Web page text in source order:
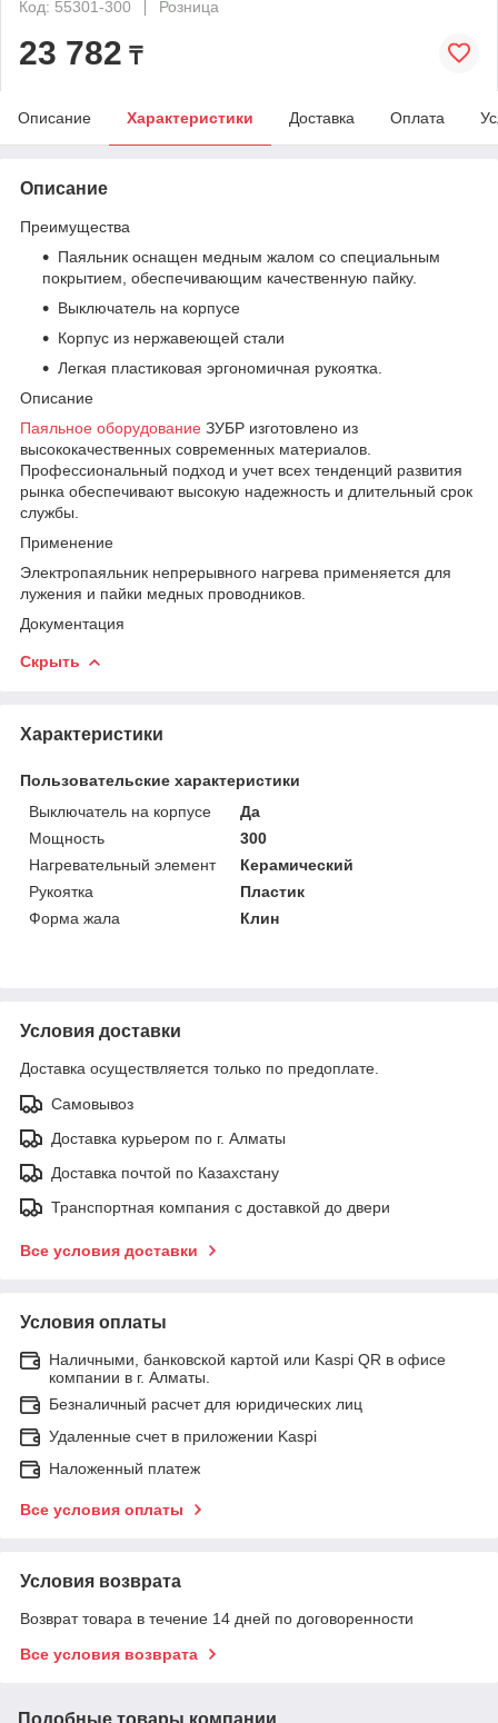
Код: 55301-300
Розница
23 782 ₸
Описание Характеристики Доставка Оплата
Описание
Преимущества
Паяльник оснащен медным жалом со специальным
покрытием, обеспечивающим качественную пайку.
Выключатель на корпусе
Корпус из нержавеющей стали
Легкая пластиковая эргономичная рукоятка.
Описание
Паяльное оборудование ЗУБР изготовлено из
высококачественных современных материалов.
Профессиональный подход и учет всех тенденций развития
рынка обеспечивают высокую надежность и длительный срок
службы.
Применение
Электропаяльник непрерывного нагрева применяется для
лужения и пайки медных проводников.
Документация
Скрыть
Характеристики
Пользовательские характеристики
Выключатель на корпусе
Да
Мощность
300
Нагревательный элемент
Керамический
Рукоятка
Пластик
Форма жала
Клин
Условия доставки
Доставка осуществляется только по предоплате.
Самовывоз
Доставка курьером по г. Алматы
Доставка почтой по Казахстану
Транспортная компания с доставкой до двери
Все условия доставки
Условия оплаты
Наличными, банковской картой или Kaspi QR в офисе
компании в г. Алматы.
Безналичный расчет для юридических лиц
Удаленные счет в приложении Kaspi
Наложенный платеж
Все условия оплаты
Условия возврата
Возврат товара в течение 14 дней по договоренности
Все условия возврата
Подобные товары компании